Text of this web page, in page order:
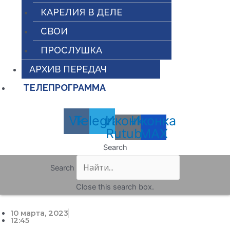
КАРЕЛИЯ В ДЕЛЕ
СВОИ
ПРОСЛУШКА
АРХИВ ПЕРЕДАЧ
ТЕЛЕПРОГРАММА
Vk
Telegram
Иконка
Rutube
Иконка
MAX
Search
Search
Close this search box.
10 марта, 2023
12:45